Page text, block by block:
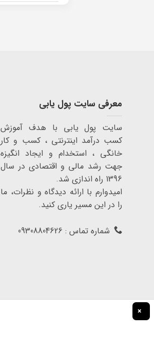
معرفی سایت پول یابی
سایت پول یابی با هدف آموزش
کسب درآمد اینترنتی ، کسب و کار
خانگی ، استخدام و ایجاد انگیزه
جهت رشد مالی و اقتصادی در سال
1396 راه اندازی شد.
امیدوارم با ارائه دیدگاه و نظرات، ما
را در این مسیر یاری کنید.
شماره تماس : 09308804626
×